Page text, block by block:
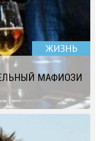
ЖИЗНЬ
МАФИОЗИ